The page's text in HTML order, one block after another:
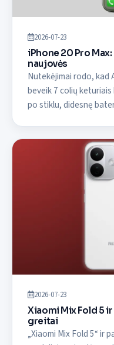
2026-07-23
iPhone 20 Pro
naujovės
Nutekėjimai rodo, kad
beveik 7 colių
po stiklu, didesnę
2026-07-23
Xiaomi Mix Fold 5
greitai
„Xiaomi Mix Fold 5“ ir